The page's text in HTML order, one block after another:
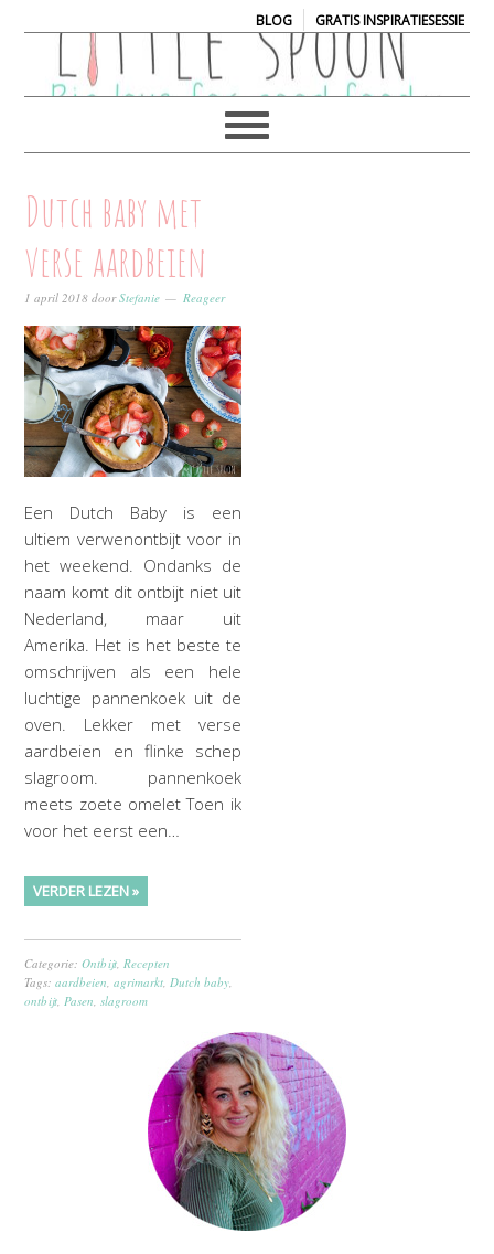
BLOG| GRATIS INSPIRATIESESSIE
Dutch baby met
verse aardbeien
1 april 2018 doorStefanie Reageer
Een Dutch Baby is een
ultiem verwenontbijt voor in
het weekend. Ondanks de
naam komt dit ontbijt niet uit
Nederland, maar uit
Amerika. Het is het beste te
omschrijven als een hele
luchtige pannenkoek uit de
oven. Lekker met verse
aardbeien en flinke schep
slagroom. pannenkoek
meets zoete omelet Toen ik
voor het eerst een…
VERDER LEZEN »
Categorie:Ontbijt Recepten
Tags:aardbeien ,agrimarkt Dutch baby
ontbijt Pasen ,slagroom